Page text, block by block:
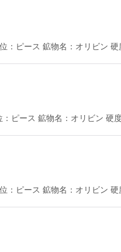
ピース 鉱物名：オリビン
ピース 鉱物名：オリビン 硬
ピース 鉱物名：オリビン